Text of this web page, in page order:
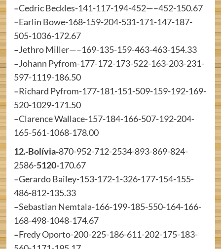
–Cedric Beckles-141-117-194-452—–452-150.67
–Earlin Bowe-168-159-204-531-171-147-187-
505-1036-172.67
–Jethro Miller—–169-135-159-463-463-154.33
–Johann Pyfrom-177-172-173-522-163-203-231-
597-1119-186.50
–Richard Pyfrom-177-181-151-509-159-192-169-
520-1029-171.50
–Clarence Wallace-157-184-166-507-192-204-
165-561-1068-178.00
12.-Bolívia-870-952-712-2534-893-869-824-
2586-5120-170.67
–Gerardo Bailey-153-172-1-326-177-154-155-
486-812-135.33
–Sebastian Nemtala-166-199-185-550-164-166-
168-498-1048-174.67
–Fredy Oporto-200-225-186-611-202-175-183-